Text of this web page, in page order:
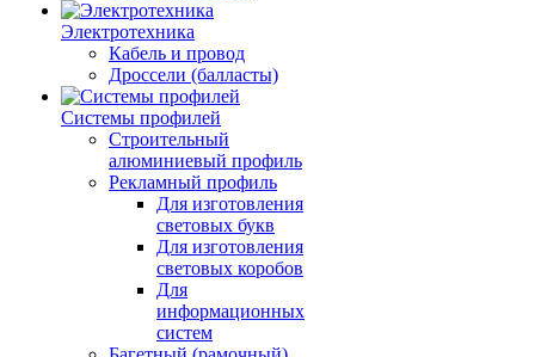
Электротехника
Кабель и провод
Дроссели (балласты)
Системы профилей
Строительный
алюминиевый профиль
Рекламный профиль
Для изготовления
световых букв
Для изготовления
световых коробов
Для
информационных
систем